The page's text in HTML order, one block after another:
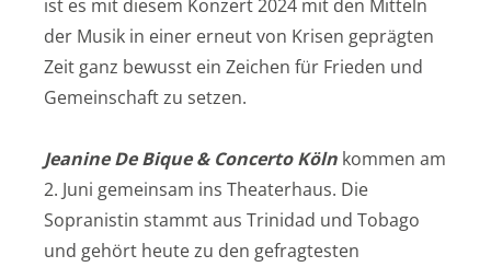
ist es mit diesem Konzert 2024 mit den Mitteln
der Musik in einer erneut von Krisen geprägten
Zeit ganz bewusst ein Zeichen für Frieden und
Gemeinschaft zu setzen.
Jeanine De Bique & Concerto Köln kommen am
2. Juni gemeinsam ins Theaterhaus. Die
Sopranistin stammt aus Trinidad und Tobago
und gehört heute zu den gefragtesten